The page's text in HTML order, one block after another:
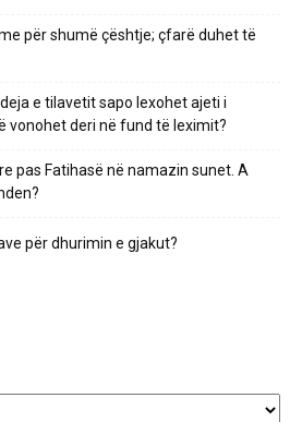
për shumë çështje; çfarë duhet të
e tilavetit sapo lexohet ajeti i
vonohet deri në fund të leximit?
pas Fatihasë në namazin sunet. A
për dhurimin e gjakut?